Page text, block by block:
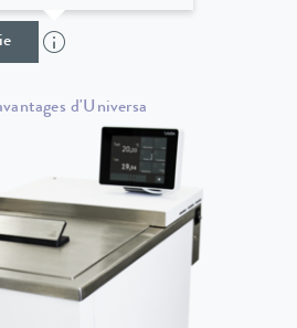
d'Universa